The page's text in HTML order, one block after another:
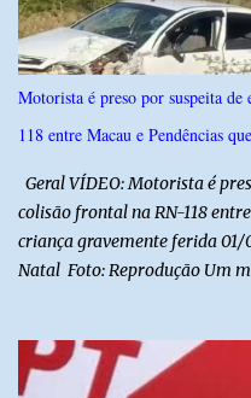
municipal deverão promover
Nacional Brasileiro de modo
Municipal de Educação
necessárias ao cumprimento
Motorista é preso por suspeita
118 entre Macau e Pendências
Geral VÍDEO: Motorista é
colisão frontal na RN-118
criança gravemente ferida
Natal Foto: Reprodução Um
na RN-118, entre Macau e
dois carros que seguiam em